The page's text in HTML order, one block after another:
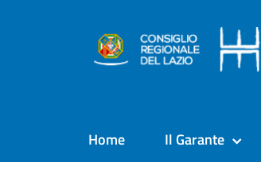
Home Il Garante